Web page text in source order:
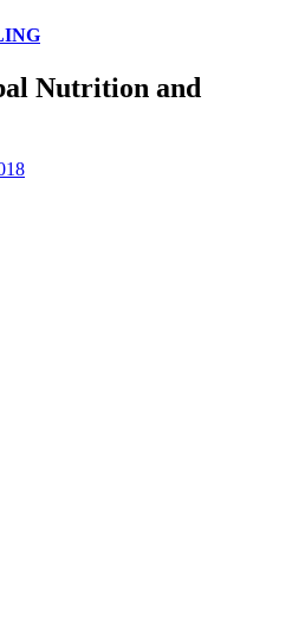
Nutrition and